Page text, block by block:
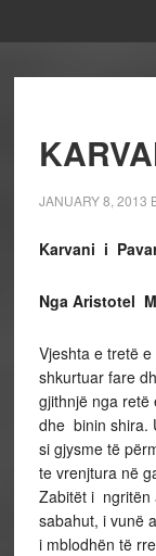
JANUARY 8, 2013
Karvani i
Nga Aristotel
Vjeshta e tretë
shkurtuar fare
gjithnjë nga retë
dhe binin shira.
si gjysme të
te vrenjtura në
Zabitët i ngritën
sabahut, i vunë
i mblodhën të